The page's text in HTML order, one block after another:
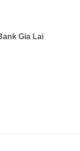
Gia Lai